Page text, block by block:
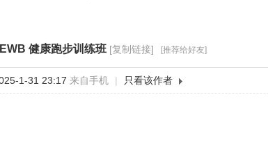
健康跑步训练班 [复制链接] [推荐给好友]
1-31 23:17 来自手机 | 只看该作者